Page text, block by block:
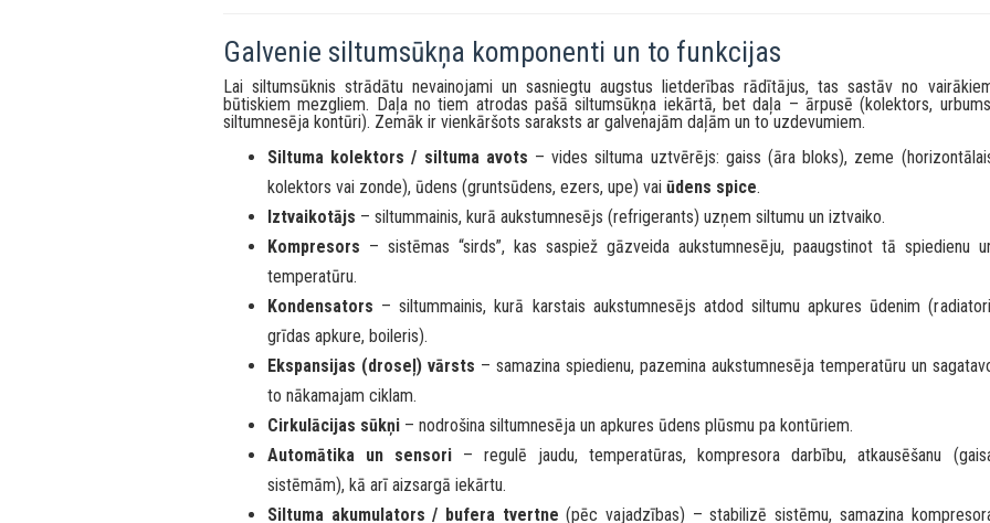
Kā izvēlēties siltumsūkni un pareizi saprojektēt sistēmu
Ekspluatācija, iestatījumi, apkope un biežākās kļūdas
Biežāk uzdotie jautājumi
Galvenie siltumsūkņa komponenti un to funkcijas
Lai siltumsūknis strādātu nevainojami un sasniegtu augstus lietderības rādītājus, tas sastāv no vairākiem
būtiskiem mezgliem. Daļa no tiem atrodas pašā siltumsūkņa iekārtā, bet daļa – ārpusē (kolektors,
siltumnesēja kontūri). Zemāk ir vienkāršots saraksts ar galvenajām daļām un to uzdevumiem.
Siltuma kolektors / siltuma avots – vides siltuma uztvērējs: gaiss (āra bloks), zeme (horizontālais
kolektors vai zonde), ūdens (gruntsūdens, ezers, upe) vai
Iztvaikotājs
– siltummainis, kurā aukstumnesējs (refrigerants) uzņem siltumu un iztvaiko.
Kompresors
– sistēmas “sirds”, kas saspiež gāzveida aukstumnesēju, paaugstinot tā spiedienu un
temperatūru.
Kondensators
– siltummainis, kurā karstais aukstumnesējs atdod siltumu apkures ūdenim (radiatori,
grīdas apkure, boileris).
Ekspansijas (droseļ) vārsts
– samazina spiedienu, pazemina aukstumnesēja temperatūru un sagatavo